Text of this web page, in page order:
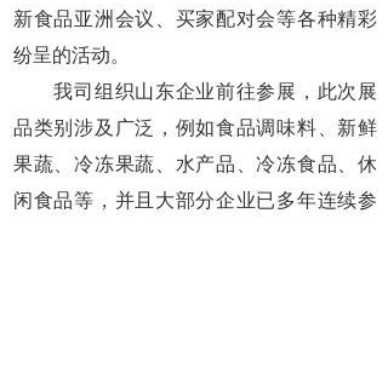
新食品亚洲会议、买家配对会等各种精彩
纷呈的活动。
我司组织山东企业前往参展，此次展
品类别涉及广泛，例如食品调味料、新鲜
果蔬、冷冻果蔬、水产品、冷冻食品、休
闲食品等，并且大部分企业已多年连续参